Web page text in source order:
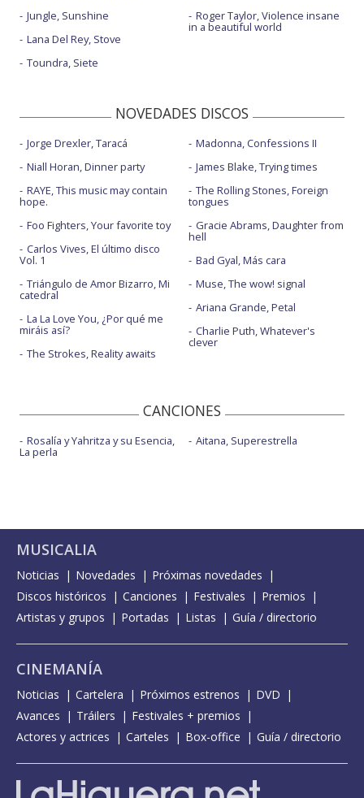
Jungle, Sunshine
Lana Del Rey, Stove
Toundra, Siete
Roger Taylor, Violence insane
in a beautiful world
NOVEDADES DISCOS
Jorge Drexler, Taracá
Niall Horan, Dinner party
RAYE, This music may contain
hope.
Foo Fighters, Your favorite toy
Carlos Vives, El último disco
Vol. 1
Triángulo de Amor Bizarro, Mi
catedral
La La Love You, ¿Por qué me
miráis así?
The Strokes, Reality awaits
Madonna, Confessions II
James Blake, Trying times
The Rolling Stones, Foreign
tongues
Gracie Abrams, Daughter from
hell
Bad Gyal, Más cara
Muse, The wow! signal
Ariana Grande, Petal
Charlie Puth, Whatever's
clever
CANCIONES
Rosalía y Yahritza y su Esencia,
La perla
Aitana, Superestrella
MUSICALIA
Noticias Novedades
Próximas novedades
Discos históricos
Canciones Festivales
Premios
Artistas y grupos
Portadas Listas Guía / directorio
CINEMANÍA
Noticias Cartelera Próximos estrenos
DVD
Avances
Tráilers
Festivales + premios
Actores y actrices
Carteles Box-office Guía / directorio